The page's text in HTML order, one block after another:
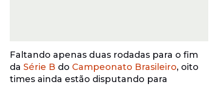
Faltando apenas duas rodadas para o fim
da Série B do Campeonato Brasileiro, oito
times ainda estão disputando para